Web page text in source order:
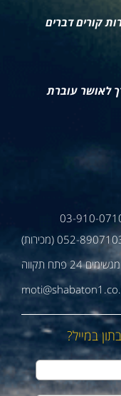
קורים דברים
לאושר עוברת
03-910-
8907103 (מכירות)
במייל?